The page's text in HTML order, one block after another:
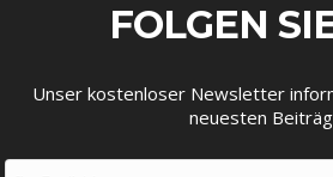
CIRCULAR
FOLGEN
Unser kostenloser Newsletter
neuesten